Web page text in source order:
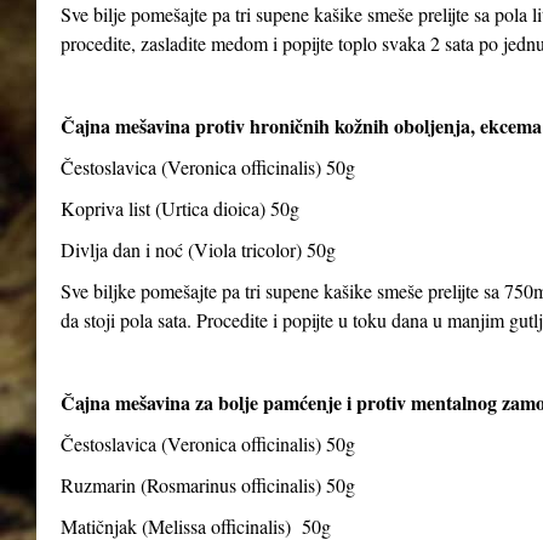
Sve bilje pomešajte pa tri supene kašike smeše prelijte sa
procedite, zasladite medom i popijte toplo svaka 2 sata po
Čajna mešavina protiv hroničnih kožnih oboljenja,
Čestoslavica (Veronica officinalis) 50g
Kopriva list (Urtica dioica) 50g
Divlja dan i noć (Viola tricolor) 50g
Sve biljke pomešajte pa tri supene kašike smeše prelijte sa
da stoji pola sata. Procedite i popijte u toku dana u manjim
Čajna mešavina za bolje pamćenje i protiv mentalnog
Čestoslavica (Veronica officinalis) 50g
Ruzmarin (Rosmarinus officinalis) 50g
Matičnjak (Melissa officinalis) 50g